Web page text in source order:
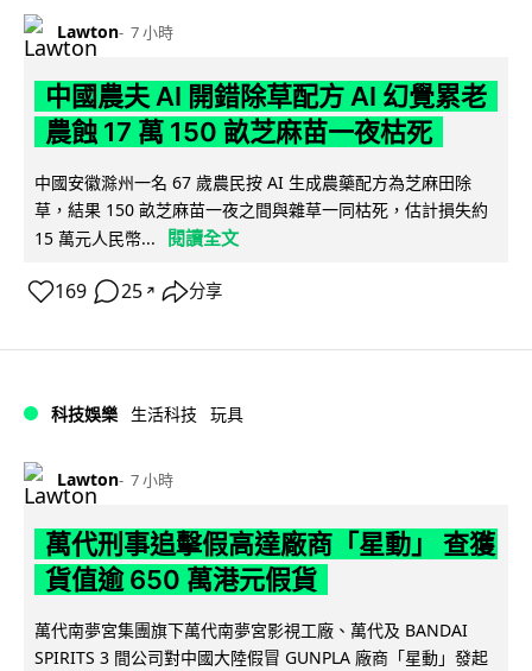
Lawton 7 小時
中國農夫 AI 開錯除草配方 AI 幻覺累老
農蝕 17 萬 150 畝芝麻苗一夜枯死
中國安徽滁州一名 67 歲農民按 AI 生成農藥配方為芝麻田除
草，結果 150 畝芝麻苗一夜之間與雜草一同枯死，估計損失約
15 萬元人民幣...
閱讀全文
169 25 ↗ 分享
科技娛樂 生活科技 玩具
Lawton 7 小時
萬代刑事追擊假高達廠商「星動」 查獲
貨值逾 650 萬港元假貨
萬代南夢宮集團旗下萬代南夢宮影視工廠、萬代及 BANDAI
SPIRITS 3 間公司對中國大陸假冒 GUNPLA 廠商「星動」發起